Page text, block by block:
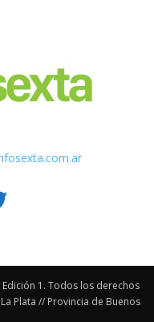
Edición 1. Todos los derechos
Plata // Provincia de Buenos